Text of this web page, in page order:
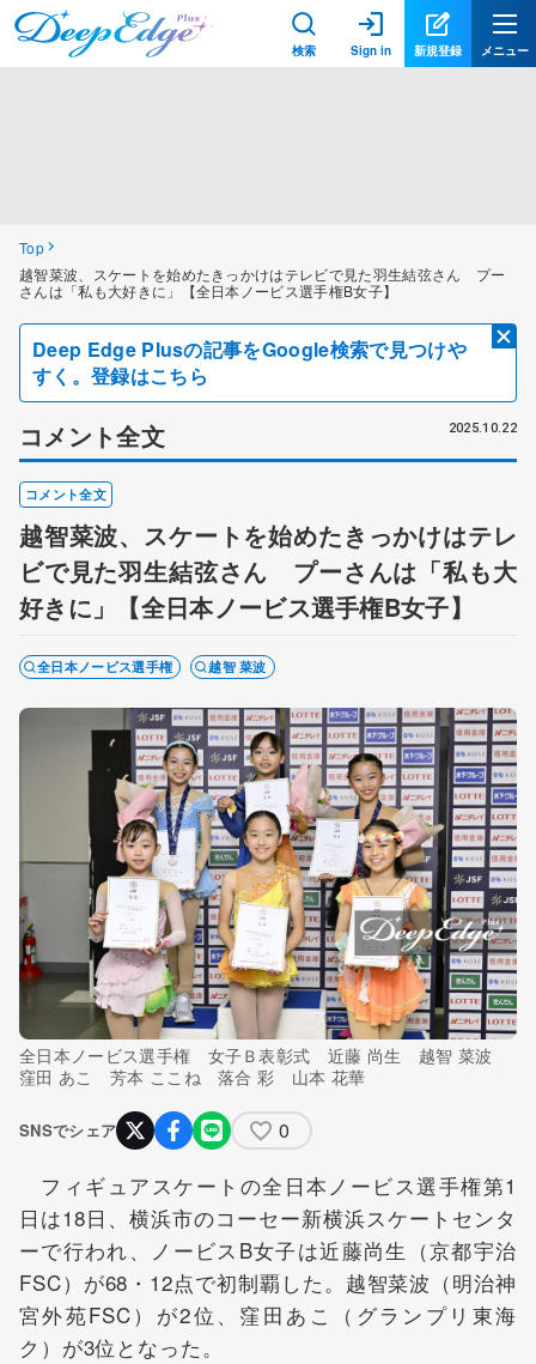
検索 Sign in 新規登録 メニュー
Top
越智菜波、スケートを始めたきっかけはテレビで見た羽生結弦さん プー
さんは「私も大好きに」【全日本ノービス選手権B女子】
Deep Edge Plusの記事をGoogle検索で見つけや
すく。登録はこちら
コメント全文 2025.10.22
コメント全文
越智菜波、スケートを始めたきっかけはテレ
ビで見た羽生結弦さん プーさんは「私も大
好きに」【全日本ノービス選手権B女子】
全日本ノービス選手権 越智 菜波
全日本ノービス選手権 女子Ｂ表彰式 近藤 尚生 越智 菜波
窪田 あこ 芳本 ここね 落合 彩 山本 花華
SNSでシェア 0
フィギュアスケートの全日本ノービス選手権第1
日は18日、横浜市のコーセー新横浜スケートセンタ
ーで行われ、ノービスB女子は近藤尚生（京都宇治
FSC）が68・12点で初制覇した。越智菜波（明治神
宮外苑FSC）が2位、窪田あこ（グランプリ東海
ク）が3位となった。